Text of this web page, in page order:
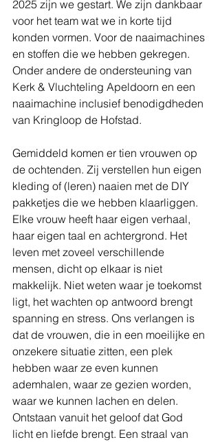
2025 zijn we gestart. We zijn dankbaar
voor het team wat we in korte tijd
konden vormen. Voor de naaimachines
en stoffen die we hebben gekregen.
Onder andere de ondersteuning van
Kerk & Vluchteling Apeldoorn en een
naaimachine inclusief benodigdheden
van Kringloop de Hofstad.
Gemiddeld komen er tien vrouwen op
de ochtenden. Zij verstellen hun eigen
kleding of (leren) naaien met de DIY
pakketjes die we hebben klaarliggen.
Elke vrouw heeft haar eigen verhaal,
haar eigen taal en achtergrond. Het
leven met zoveel verschillende
mensen, dicht op elkaar is niet
makkelijk. Niet weten waar je toekomst
ligt, het wachten op antwoord brengt
spanning en stress. Ons verlangen is
dat de vrouwen, die in een moeilijke en
onzekere situatie zitten, een plek
hebben waar ze even kunnen
ademhalen, waar ze gezien worden,
waar we kunnen lachen en delen.
Ontstaan vanuit het geloof dat God
licht en liefde brengt. Een straal van